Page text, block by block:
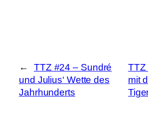
←
TTZ #24 – Sundré
und Julius‘ Wette des
Jahrhunderts
TTZ
mit